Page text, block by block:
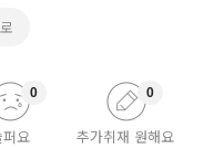
요
0
추가취재 원해요
0